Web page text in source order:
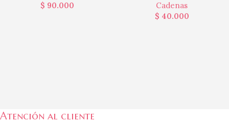
$ 90.000
Cadenas
$ 40.000
Atención al cliente